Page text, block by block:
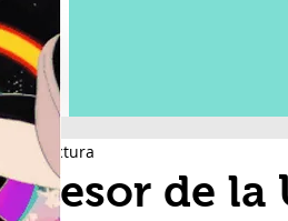
de la
de lectura